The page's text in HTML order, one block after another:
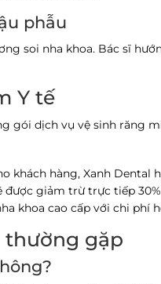
phẫu
soi nha khoa. Bác sĩ
Y tế
gói dịch vụ vệ sinh răng
khách hàng, Xanh Dental
được giảm trừ trực tiếp
khoa cao cấp với chi phí
thường gặp